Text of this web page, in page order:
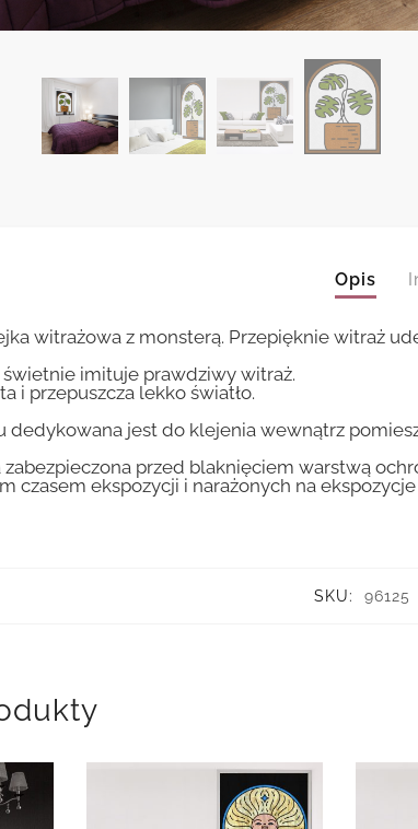
Opis
witrażowa z monsterą. Przepięknie witraż
imituje prawdziwy witraż.
i przepuszcza lekko światło.
dedykowana jest do klejenia wewnątrz
przed blaknięciem warstwą
czasem ekspozycji i narażonych na
SKU: 96125